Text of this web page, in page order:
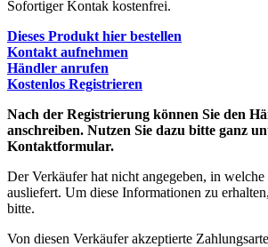
Sofortiger Kontak kostenfrei.
Dieses Produkt hier bestellen
Kontakt aufnehmen
Händler anrufen
Kostenlos Registrieren
Nach der Registrierung können Sie den
anschreiben. Nutzen Sie dazu bitte ganz
Kontaktformular.
Der Verkäufer hat nicht angegeben, in
ausliefert. Um diese Informationen zu
bitte.
Von diesen Verkäufer akzeptierte